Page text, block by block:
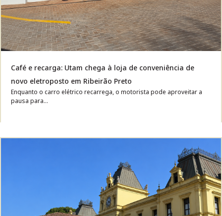
Café e recarga: Utam chega à loja de conveniência de
novo eletroposto em Ribeirão Preto
Enquanto o carro elétrico recarrega, o motorista pode aproveitar a
pausa para...